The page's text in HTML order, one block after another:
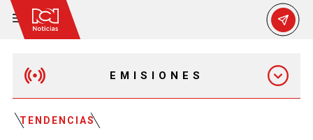
EMISIONES
TENDENCIAS